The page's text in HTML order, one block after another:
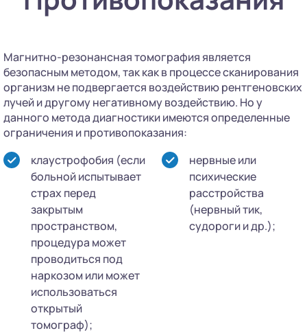
Магнитно-резонансная томография является
безопасным методом, так как в процессе сканирования
организм не подвергается воздействию рентгеновских
лучей и другому негативному воздействию. Но у
данного метода диагностики имеются определенные
ограничения и противопоказания:
клаустрофобия (если
больной испытывает
страх перед
закрытым
пространством,
процедура может
проводиться под
наркозом или может
использоваться
открытый
томограф);
нервные или
психические
расстройства
(нервный тик,
судороги и др.);